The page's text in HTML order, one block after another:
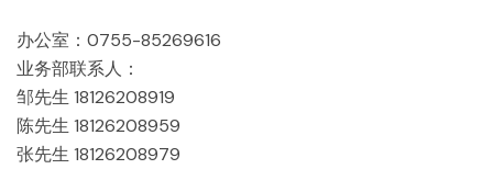
办公室：0755-85269616
业务部联系人：
邹先生 18126208919
陈先生 18126208959
张先生 18126208979